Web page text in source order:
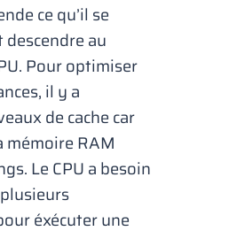
ce qu’il se
au
Pour optimiser
il y a
de cache car
mémoire RAM
Le CPU a besoin
éxécuter une